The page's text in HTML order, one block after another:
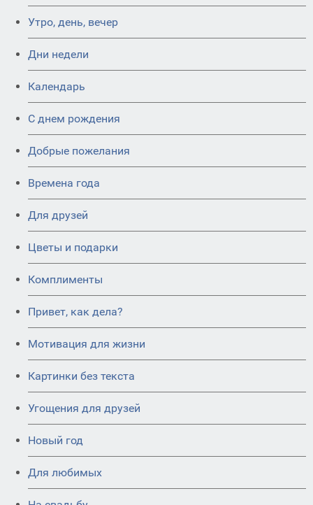
Утро, день, вечер
Дни недели
Календарь
C днем рождения
Добрые пожелания
Времена года
Для друзей
Цветы и подарки
Комплименты
Привет, как дела?
Мотивация для жизни
Картинки без текста
Угощения для друзей
Новый год
Для любимых